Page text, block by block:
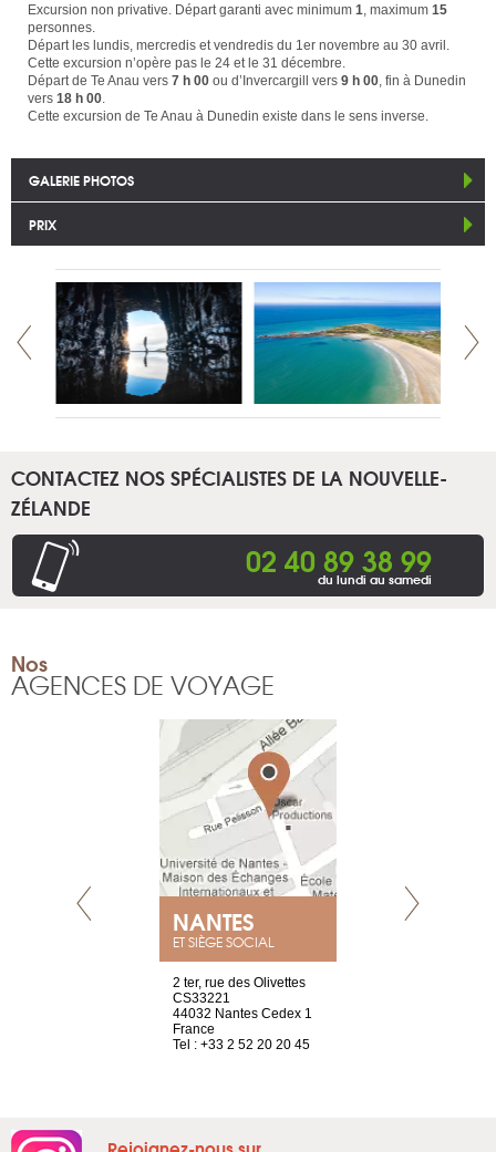
Excursion non privative. Départ garanti avec minimum 1 , maximum 15
personnes.
Départ les lundis, mercredis et vendredis du 1er novembre au 30 avril.
Cette excursion n’opère pas le 24 et le 31 décembre.
Départ de Te Anau vers 7 h 00 ou d’Invercargill vers 9 h 00 , fin à Dunedin
vers 18 h 00
Cette excursion de Te Anau à Dunedin existe dans le sens inverse.
GALERIE PHOTOS
PRIX
CONTACTEZ NOS SPÉCIALISTES DE LA NOUVELLE-
ZÉLANDE
02 40 89 38 99
du lundi au samedi
Nos
AGENCES DE VOYAGE
NANTES
ET SIÈGE SOCIAL
2 ter, rue des Olivettes
CS33221
44032 Nantes Cedex 1
France
Tel : +33 2 52 20 20 45